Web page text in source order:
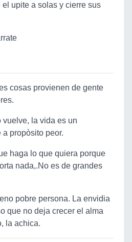
upite a solas y cierre sus
cosas provienen de gente
vuelve, la vida es un
a propòsito peor.
haga lo que quiera porque
nada,.No es de grandes
pobre persona. La envidia
que no deja crecer el alma
la achica.